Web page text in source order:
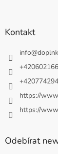
Kontakt
info@
https://
https://
Odebírat